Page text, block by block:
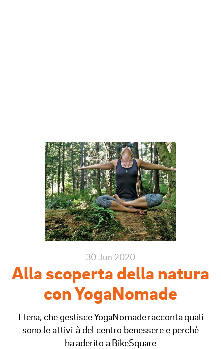
30 Jun 2020
Alla scoperta della natura
con YogaNomade
Elena, che gestisce YogaNomade racconta quali
sono le attività del centro benessere e perchè
ha aderito a BikeSquare